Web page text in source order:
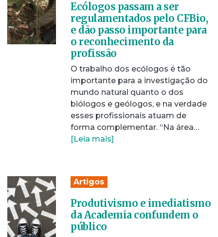
Ecólogos passam a ser
regulamentados pelo CFBio,
e dão passo importante para
o reconhecimento da
profissão
O trabalho dos ecólogos é tão
importante para a investigação do
mundo natural quanto o dos
biólogos e geólogos, e na verdade
esses profissionais atuam de
forma complementar. “Na área…
[Leia mais]
Artigos
Produtivismo e imediatismo
da Academia confundem o
público